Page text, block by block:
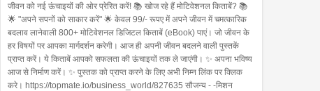
जीवन को नई ऊंचाइयों की ओर प्रेरित करें! 📚 खोज रहे हैं मोटिवेशनल किताबें? 📚
🌟 "अपने सपनों को साकार करें" 🌟 केवल 99/- रूपए में अपने जीवन में चमत्कारिक
बदलाव लानेवाली 800+ मोटिवेशनल डिजिटल किताबें (eBook) पाएं। जो जीवन के
हर विषयों पर आपका मार्गदर्शन करेगी। आज ही अपनी जीवन बदलने वाली पुस्तकें
प्राप्त करें। ये किताबें आपको सफलता की ऊंचाइयों तक ले जाएंगी। ✨ अपना भविष्य
आज से निर्माण करें। ✨ पुस्तक को प्राप्त करने के लिए अभी निम्न लिंक पर क्लिक
करे। https://topmate.io/business_world/827635 सौजन्य - -मिशन